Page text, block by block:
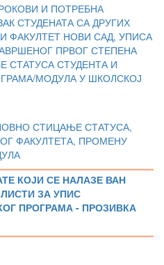
И ПОТРЕБНА
СТУДЕНАТА СА ДРУГИХ
ФАКУЛТЕТ НОВИ САД, УПИСА
ПРВОГ СТЕПЕНА
СТАТУСА СТУДЕНТА И
МОДУЛА У ШКОЛСКОЈ
СТИЦАЊЕ СТАТУСА,
ФАКУЛТЕТА, ПРОМЕНУ
КОЈИ СЕ НАЛАЗЕ ВАН
ЗА УПИС
ПРОГРАМА - ПРОЗИВКА